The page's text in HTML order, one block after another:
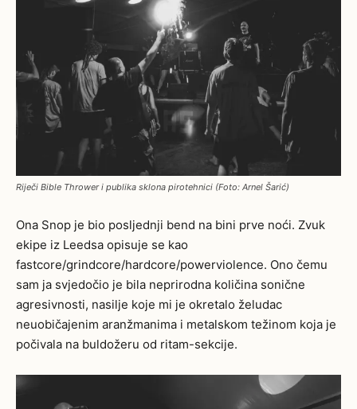
Riječi Bible Thrower i publika sklona pirotehnici (Foto: Arnel Šarić)
Ona Snop je bio posljednji bend na bini prve noći. Zvuk
ekipe iz Leedsa opisuje se kao
fastcore/grindcore/hardcore/powerviolence. Ono čemu
sam ja svjedočio je bila neprirodna količina sonične
agresivnosti, nasilje koje mi je okretalo želudac
neuobičajenim aranžmanima i metalskom težinom koja je
počivala na buldožeru od ritam-sekcije.